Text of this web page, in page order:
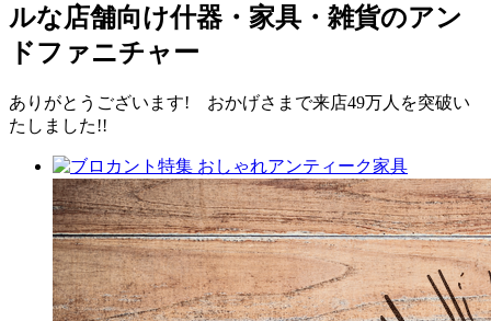
ルな店舗向け什器・家具・雑貨のアン
ドファニチャー
ありがとうございます! おかげさまで来店49万人を突破い
たしました!!